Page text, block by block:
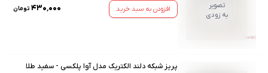
تصویر
به زودی
افزودن به سبد خرید ۴۳۰٬۰۰۰ تومان
پریز شبکه دلند الکتریک مدل آوا پلکسی - سفید طلا